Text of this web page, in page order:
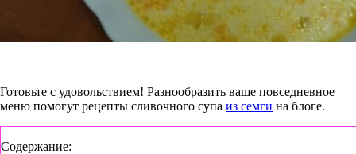
Готовьте с удовольствием! Разнообразить ваше повседневное
меню помогут рецепты сливочного супа из семги на блоге.
Содержание: